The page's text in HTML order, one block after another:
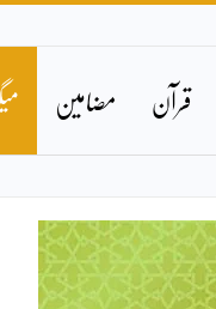
قرآن مضامین